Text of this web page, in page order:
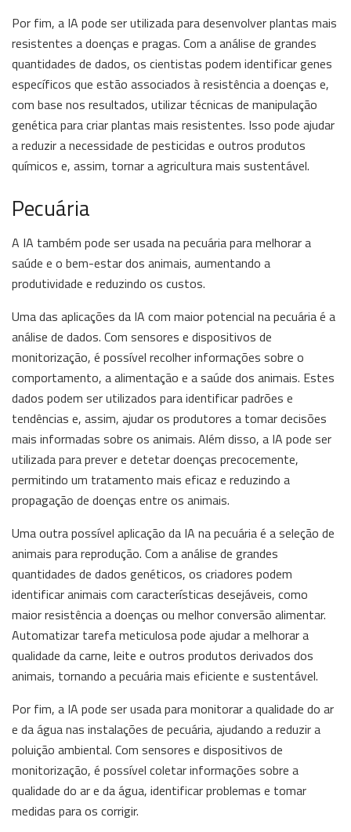
Por fim, a IA pode ser utilizada para desenvolver plantas mais
resistentes a doenças e pragas. Com a análise de grandes
quantidades de dados, os cientistas podem identificar genes
específicos que estão associados à resistência a doenças e,
com base nos resultados, utilizar técnicas de manipulação
genética para criar plantas mais resistentes. Isso pode ajudar
a reduzir a necessidade de pesticidas e outros produtos
químicos e, assim, tornar a agricultura mais sustentável.
Pecuária
A IA também pode ser usada na pecuária para melhorar a
saúde e o bem-estar dos animais, aumentando a
produtividade e reduzindo os custos.
Uma das aplicações da IA com maior potencial na pecuária é a
análise de dados. Com sensores e dispositivos de
monitorização, é possível recolher informações sobre o
comportamento, a alimentação e a saúde dos animais. Estes
dados podem ser utilizados para identificar padrões e
tendências e, assim, ajudar os produtores a tomar decisões
mais informadas sobre os animais. Além disso, a IA pode ser
utilizada para prever e detetar doenças precocemente,
permitindo um tratamento mais eficaz e reduzindo a
propagação de doenças entre os animais.
Uma outra possível aplicação da IA na pecuária é a seleção de
animais para reprodução. Com a análise de grandes
quantidades de dados genéticos, os criadores podem
identificar animais com características desejáveis, como
maior resistência a doenças ou melhor conversão alimentar.
Automatizar tarefa meticulosa pode ajudar a melhorar a
qualidade da carne, leite e outros produtos derivados dos
animais, tornando a pecuária mais eficiente e sustentável.
Por fim, a IA pode ser usada para monitorar a qualidade do ar
e da água nas instalações de pecuária, ajudando a reduzir a
poluição ambiental. Com sensores e dispositivos de
monitorização, é possível coletar informações sobre a
qualidade do ar e da água, identificar problemas e tomar
medidas para os corrigir.